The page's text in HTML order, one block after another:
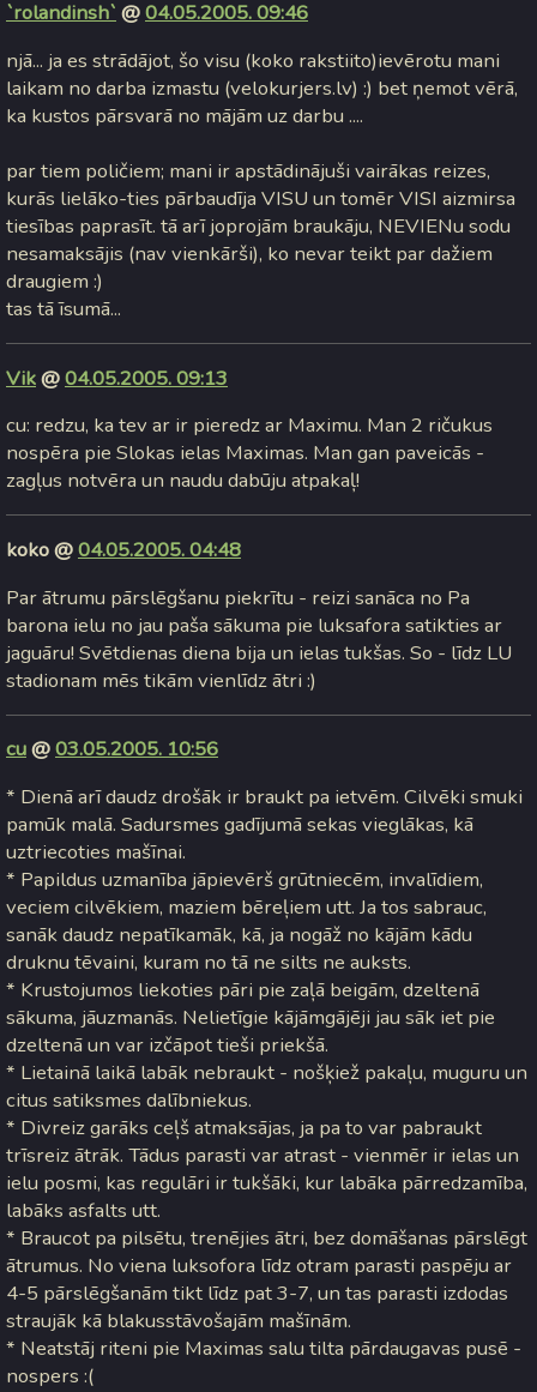
`rolandinsh` @04.05.2005. 09:46
njā... ja es strādājot, šo visu (koko rakstiito)ievērotu mani
laikam no darba izmastu (velokurjers.lv) :) bet ņemot vērā,
ka kustos pārsvarā no mājām uz darbu ....
par tiem poličiem; mani ir apstādinājuši vairākas reizes,
kurās lielāko-ties pārbaudīja VISU un tomēr VISI aizmirsa
tiesības paprasīt. tā arī joprojām braukāju, NEVIENu sodu
nesamaksājis (nav vienkārši), ko nevar teikt par dažiem
draugiem :)
tas tā īsumā...
Vik@04.05.2005. 09:13
cu: redzu, ka tev ar ir pieredz ar Maximu. Man 2 ričukus
nospēra pie Slokas ielas Maximas. Man gan paveicās -
zagļus notvēra un naudu dabūju atpakaļ!
koko @04.05.2005. 04:48
Par ātrumu pārslēgšanu piekrītu - reizi sanāca no Pa
barona ielu no jau paša sākuma pie luksafora satikties ar
jaguāru! Svētdienas diena bija un ielas tukšas. So - līdz LU
stadionam mēs tikām vienlīdz ātri :)
cu@03.05.2005. 10:56
* Dienā arī daudz drošāk ir braukt pa ietvēm. Cilvēki smuki
pamūk malā. Sadursmes gadījumā sekas vieglākas, kā
uztriecoties mašīnai.
* Papildus uzmanība jāpievērš grūtniecēm, invalīdiem,
veciem cilvēkiem, maziem bēreļiem utt. Ja tos sabrauc,
sanāk daudz nepatīkamāk, kā, ja nogāž no kājām kādu
druknu tēvaini, kuram no tā ne silts ne auksts.
* Krustojumos liekoties pāri pie zaļā beigām, dzeltenā
sākuma, jāuzmanās. Nelietīgie kājāmgājēji jau sāk iet pie
dzeltenā un var izčāpot tieši priekšā.
* Lietainā laikā labāk nebraukt - nošķiež pakaļu, muguru un
citus satiksmes dalībniekus.
* Divreiz garāks ceļš atmaksājas, ja pa to var pabraukt
trīsreiz ātrāk. Tādus parasti var atrast - vienmēr ir ielas un
ielu posmi, kas regulāri ir tukšāki, kur labāka pārredzamība,
labāks asfalts utt.
* Braucot pa pilsētu, trenējies ātri, bez domāšanas pārslēgt
ātrumus. No viena luksofora līdz otram parasti paspēju ar
4-5 pārslēgšanām tikt līdz pat 3-7, un tas parasti izdodas
straujāk kā blakusstāvošajām mašīnām.
* Neatstāj riteni pie Maximas salu tilta pārdaugavas pusē -
nospers :(